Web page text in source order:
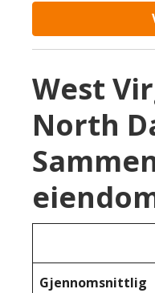
West
North
Gjennomsnittlig